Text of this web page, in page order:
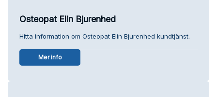
Osteopat Elin Bjurenhed
Hitta information om Osteopat Elin Bjurenhed kundtjänst.
Mer info